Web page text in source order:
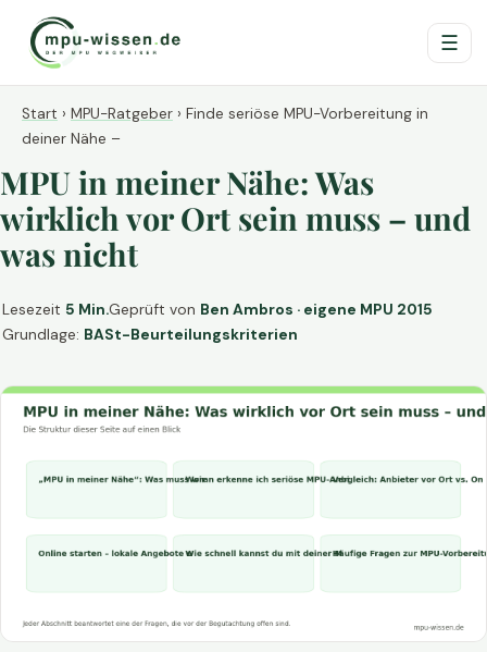
☰
Start › MPU-Ratgeber › Finde seriöse MPU-Vorbereitung in
deiner Nähe –
MPU in meiner Nähe: Was
wirklich vor Ort sein muss – und
was nicht
Lesezeit 5 Min.Geprüft von Ben Ambros · eigene MPU 2015
Grundlage: BASt-Beurteilungskriterien